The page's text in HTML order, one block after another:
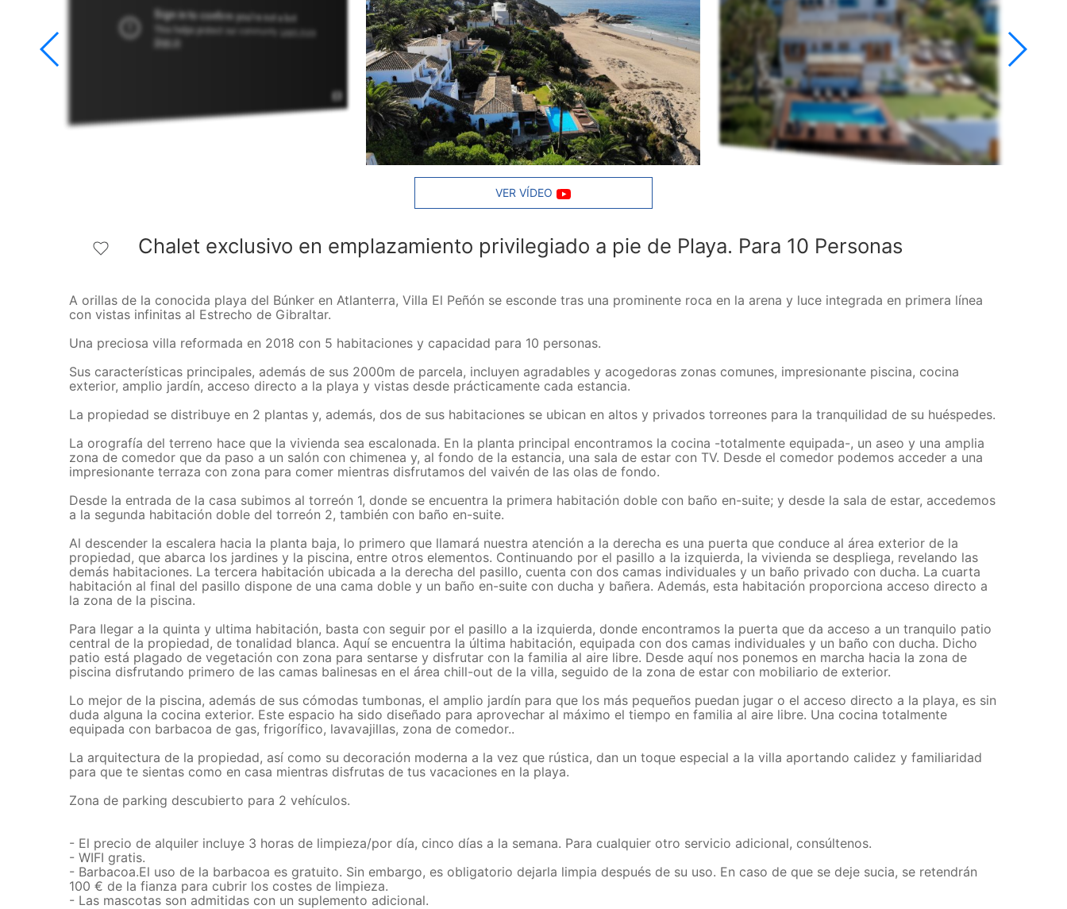
VER VÍDEO
Chalet exclusivo en emplazamiento privilegiado a pie de Playa. Para 10 Personas
A orillas de la conocida playa del Búnker en Atlanterra, Villa El Peñón se esconde tras una prominente roca en la arena y luce integrada en primera línea
con vistas infinitas al Estrecho de Gibraltar.
Una preciosa villa reformada en 2018 con 5 habitaciones y capacidad para 10 personas.
Sus características principales, además de sus 2000m de parcela, incluyen agradables y acogedoras zonas comunes, impresionante piscina, cocina
exterior, amplio jardín, acceso directo a la playa y vistas desde prácticamente cada estancia.
La propiedad se distribuye en 2 plantas y, además, dos de sus habitaciones se ubican en altos y privados torreones para la tranquilidad de su huéspedes.
La orografía del terreno hace que la vivienda sea escalonada. En la planta principal encontramos la cocina -totalmente equipada-, un aseo y una amplia
zona de comedor que da paso a un salón con chimenea y, al fondo de la estancia, una sala de estar con TV. Desde el comedor podemos acceder a una
impresionante terraza con zona para comer mientras disfrutamos del vaivén de las olas de fondo.
Desde la entrada de la casa subimos al torreón 1, donde se encuentra la primera habitación doble con baño en-suite; y desde la sala de estar, accedemos
a la segunda habitación doble del torreón 2, también con baño en-suite.
Al descender la escalera hacia la planta baja, lo primero que llamará nuestra atención a la derecha es una puerta que conduce al área exterior de la
propiedad, que abarca los jardines y la piscina, entre otros elementos. Continuando por el pasillo a la izquierda, la vivienda se despliega, revelando las
demás habitaciones. La tercera habitación ubicada a la derecha del pasillo, cuenta con dos camas individuales y un baño privado con ducha. La cuarta
habitación al final del pasillo dispone de una cama doble y un baño en-suite con ducha y bañera. Además, esta habitación proporciona acceso directo a
la zona de la piscina.
Para llegar a la quinta y ultima habitación, basta con seguir por el pasillo a la izquierda, donde encontramos la puerta que da acceso a un tranquilo patio
central de la propiedad, de tonalidad blanca. Aquí se encuentra la última habitación, equipada con dos camas individuales y un baño con ducha. Dicho
patio está plagado de vegetación con zona para sentarse y disfrutar con la familia al aire libre. Desde aquí nos ponemos en marcha hacia la zona de
piscina disfrutando primero de las camas balinesas en el área chill-out de la villa, seguido de la zona de estar con mobiliario de exterior.
Lo mejor de la piscina, además de sus cómodas tumbonas, el amplio jardín para que los más pequeños puedan jugar o el acceso directo a la playa, es sin
duda alguna la cocina exterior. Este espacio ha sido diseñado para aprovechar al máximo el tiempo en familia al aire libre. Una cocina totalmente
equipada con barbacoa de gas, frigorífico, lavavajillas, zona de comedor..
La arquitectura de la propiedad, así como su decoración moderna a la vez que rústica, dan un toque especial a la villa aportando calidez y familiaridad
para que te sientas como en casa mientras disfrutas de tus vacaciones en la playa.
Zona de parking descubierto para 2 vehículos.
- El precio de alquiler incluye 3 horas de limpieza/por día, cinco días a la semana. Para cualquier otro servicio adicional, consúltenos.
- WIFI gratis.
- Barbacoa.El uso de la barbacoa es gratuito. Sin embargo, es obligatorio dejarla limpia después de su uso. En caso de que se deje sucia, se retendrán
100 € de la fianza para cubrir los costes de limpieza.
- Las mascotas son admitidas con un suplemento adicional.